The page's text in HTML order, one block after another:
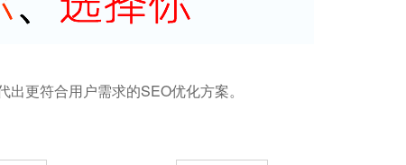
更符合用户需求的SEO优化方案。